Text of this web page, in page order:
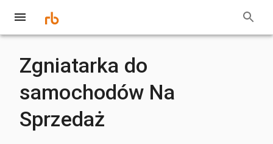
Zgniatarka do
samochodów Na
Sprzedaż